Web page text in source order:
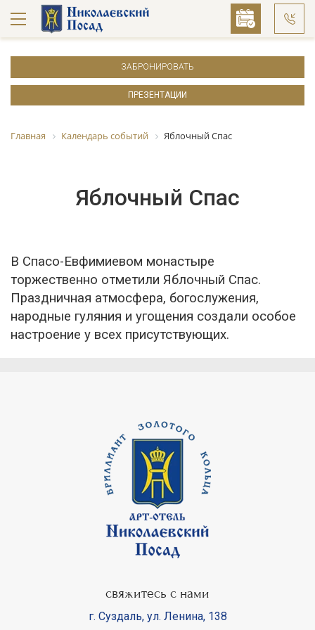
ЗАБРОНИРОВАТЬ
ПРЕЗЕНТАЦИИ
Главная Календарь событий Яблочный Спас
Яблочный Спас
В Спасо-Евфимиевом монастыре
торжественно отметили Яблочный Спас.
Праздничная атмосфера, богослужения,
народные гуляния и угощения создали особое
настроение у всех присутствующих.
свяжитесь с нами
г. Суздаль, ул. Ленина, 138